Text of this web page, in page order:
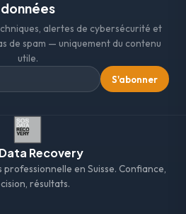
données
alertes de cybersécurité et
de spam — uniquement du contenu
utile.
S'abonner
Recovery
en Suisse. Confiance,
résultats.